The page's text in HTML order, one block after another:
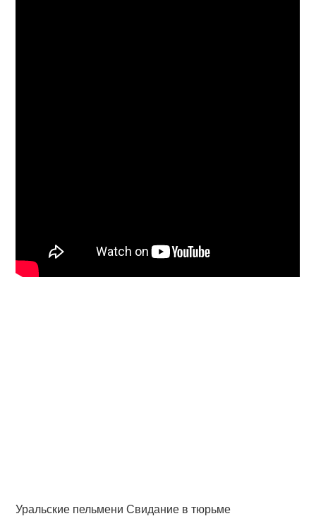
Уральские пельмени Свидание в тюрьме